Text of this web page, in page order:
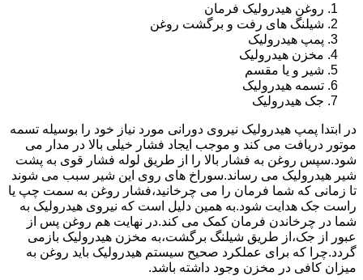
روغن هیدرولیک فرمان
شیلنگ های رفت و برگشت روغن
پمپ هیدرولیک
مخزن هیدرولیک
شیر و یا مقسم
تسمه هیدرولیک
جک هیدرولیک
در ابتدا پمپ هیدرولیک نیروی دورانی مورد نیاز خود را بوسیله تسمه
موتور دریافت می کند و موجب ایجاد فشار خیلی بالا در مدار می
شود.سپس روغن به فشار بالا را از طریق لوله فشار قوی به پشت
شیر هیدرولیک می رساند.سوراخ های روی این شیر سبب می شوند
تا زمانی که شما فرمان را می چرخانید،فشار روغن به سمت چپ یا
راست جک هدایت شود.به همین دلیل است که نیروی هیدرولیک به
شما در چرخاندن فرمان کمک می کند.در نهایت هم روغن پس از
عبور از جک،از طریق شیلنگ برگشت،به مخزن هیدرولیک بازمی
گردد.چرا که برای عملکرد صحیح سیستم هیدرولیک باید روغن به
میزان کافی در مخزن وجود داشته باشد.